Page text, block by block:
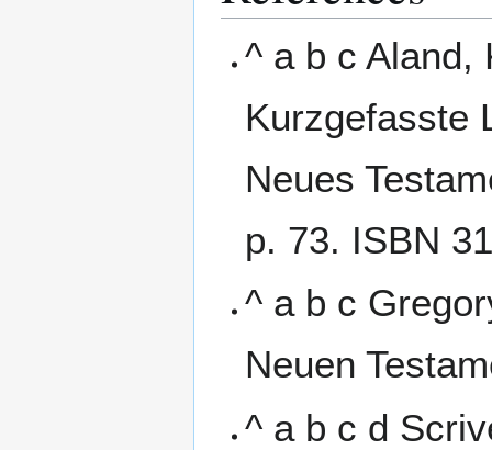
^ a b c Aland,
Kurzgefasste
Neues
p. 73. ISBN
^ a b c
Neuen
^ a b c d